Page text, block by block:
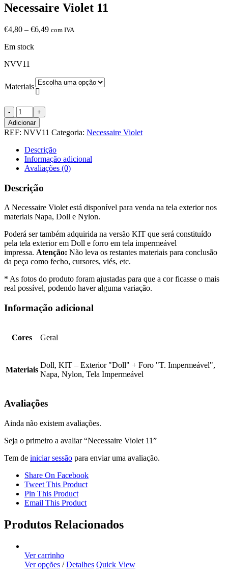
Necessaire Violet 11
€4,80 – €6,49Price
com IVA
Em stock
NVV11
Materiais

Quantidade
de
Necessaire
Violet
11
Adicionar
REF: NVV11 Categoria: Necessaire Violet
Descrição
Informação adicional
Avaliações (0)
Descrição
A Necessaire Violet está disponível para venda na tela exterior nos
materiais Napa, Doll e Nylon.
Poderá ser também adquirida na versão KIT que será constituído
pela tela exterior em Doll e forro em tela impermeável
impressa. Atenção: Não leva os restantes materiais para conclusão
da peça como fecho, cursores, viés, etc.
* As fotos do produto foram ajustadas para que a cor ficasse o mais
real possível, podendo haver alguma variação.
Informação adicional
Cores Geral
Materiais
Doll, KIT – Exterior "Doll" + Foro "T. Impermeável",
Napa, Nylon, Tela Impermeável
Avaliações
Ainda não existem avaliações.
Seja o primeiro a avaliar “Necessaire Violet 11”
Tem de iniciar sessão para enviar uma avaliação.
Share On Facebook
Tweet This Product
Pin This Product
Email This Product
Produtos Relacionados
Ver carrinho
Ver opções / Detalhes Quick View